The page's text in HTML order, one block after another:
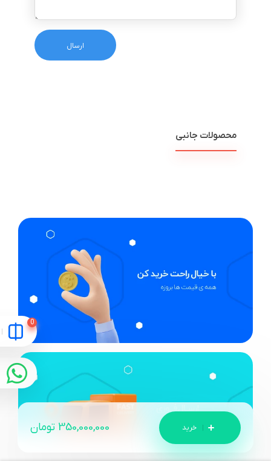
محصولات جانبی
350,000,000 تومان